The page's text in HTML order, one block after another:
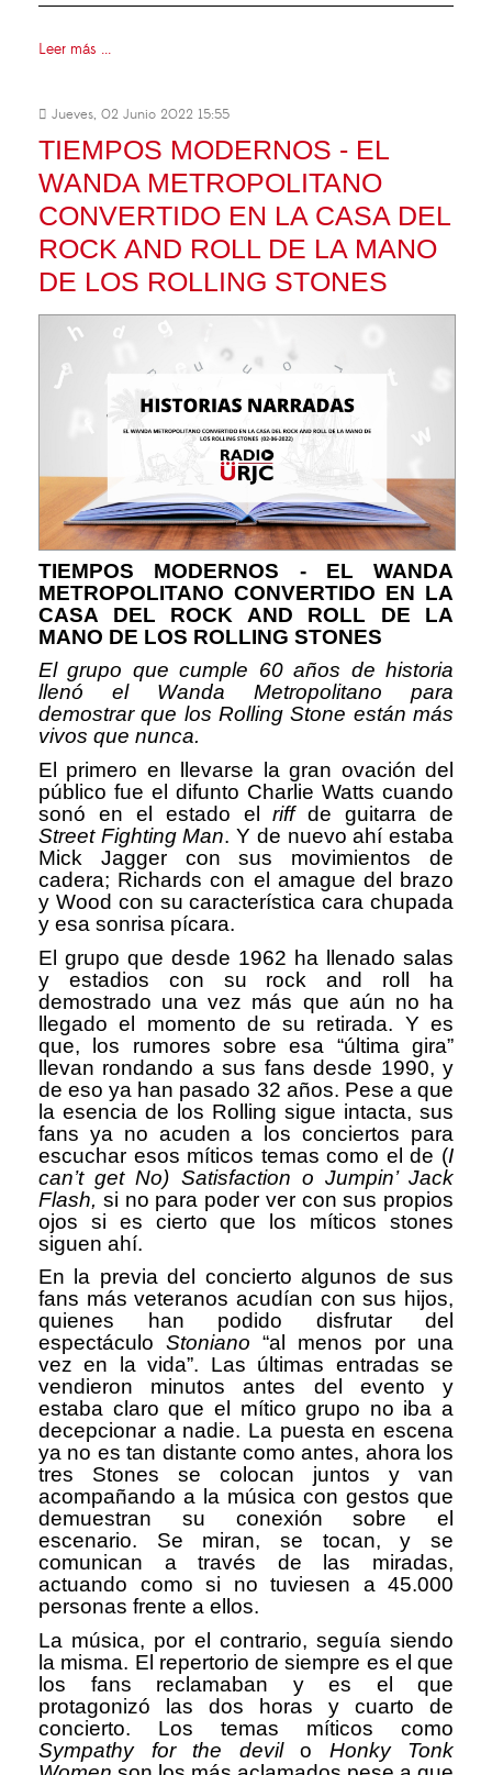
Leer más ...
Jueves, 02 Junio 2022 15:55
TIEMPOS MODERNOS - EL
WANDA METROPOLITANO
CONVERTIDO EN LA CASA DEL
ROCK AND ROLL DE LA MANO
DE LOS ROLLING STONES
TIEMPOS MODERNOS - EL WANDA
METROPOLITANO CONVERTIDO EN LA
CASA DEL ROCK AND ROLL DE LA
MANO DE LOS ROLLING STONES
El grupo que cumple 60 años de historia
llenó el Wanda Metropolitano para
demostrar que los Rolling Stone están más
vivos que nunca.
El primero en llevarse la gran ovación del
público fue el difunto Charlie Watts cuando
sonó en el estado elriffde guitarra de
Street Fighting Man. Y de nuevo ahí estaba
Mick Jagger con sus movimientos de
cadera; Richards con el amague del brazo
y Wood con su característica cara chupada
y esa sonrisa pícara.
El grupo que desde 1962 ha llenado salas
y estadios con su rock and roll ha
demostrado una vez más que aún no ha
llegado el momento de su retirada. Y es
que, los rumores sobre esa “última gira”
llevan rondando a sus fans desde 1990, y
de eso ya han pasado 32 años. Pese a que
la esencia de los Rolling sigue intacta, sus
fans ya no acuden a los conciertos para
escuchar esos míticos temas como el de (I
can’t get No) Satisfaction o Jumpin’ Jack
Flash, si no para poder ver con sus propios
ojos si es cierto que los míticos stones
siguen ahí.
En la previa del concierto algunos de sus
fans más veteranos acudían con sus hijos,
quienes han podido disfrutar del
espectáculo Stoniano “al menos por una
vez en la vida”. Las últimas entradas se
vendieron minutos antes del evento y
estaba claro que el mítico grupo no iba a
decepcionar a nadie. La puesta en escena
ya no es tan distante como antes, ahora los
tres Stones se colocan juntos y van
acompañando a la música con gestos que
demuestran su conexión sobre el
escenario. Se miran, se tocan, y se
comunican a través de las miradas,
actuando como si no tuviesen a 45.000
personas frente a ellos.
La música, por el contrario, seguía siendo
la misma. El repertorio de siempre es el que
los fans reclamaban y es el que
protagonizó las dos horas y cuarto de
concierto. Los temas míticos como
Sympathy for the devil o Honky Tonk